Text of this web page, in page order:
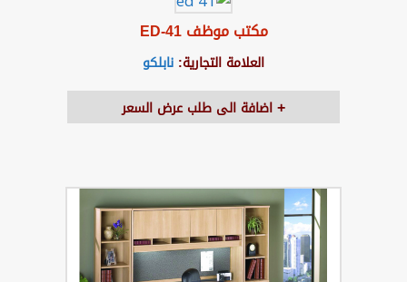
مكتب موظف ED-41
العلامة التجارية: نابلكو
اضافة الى طلب عرض السعر